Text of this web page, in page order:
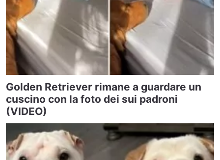
Golden Retriever rimane a guardare un
cuscino con la foto dei sui padroni
(VIDEO)